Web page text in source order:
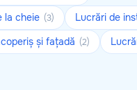
la cheie (3) Lucrări de
și fațadă (2)